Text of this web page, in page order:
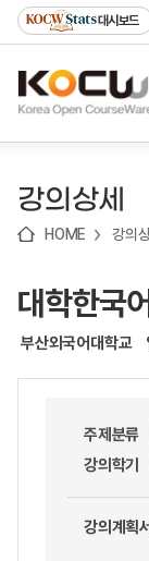
기
기
기
content)
가
대시보드
강의상세
HOME 강의
대학한국
부산외국어대학교
주제분류
강의학기
강의계획서